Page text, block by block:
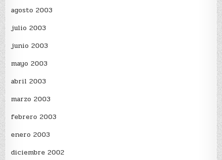
agosto 2003
julio 2003
junio 2003
mayo 2003
abril 2003
marzo 2003
febrero 2003
enero 2003
diciembre 2002